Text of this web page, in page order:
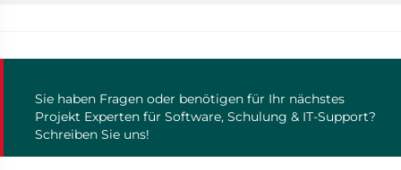
Sie haben Fragen oder benötigen für Ihr nächstes
Projekt Experten für Software, Schulung & IT-Support?
Schreiben Sie uns!